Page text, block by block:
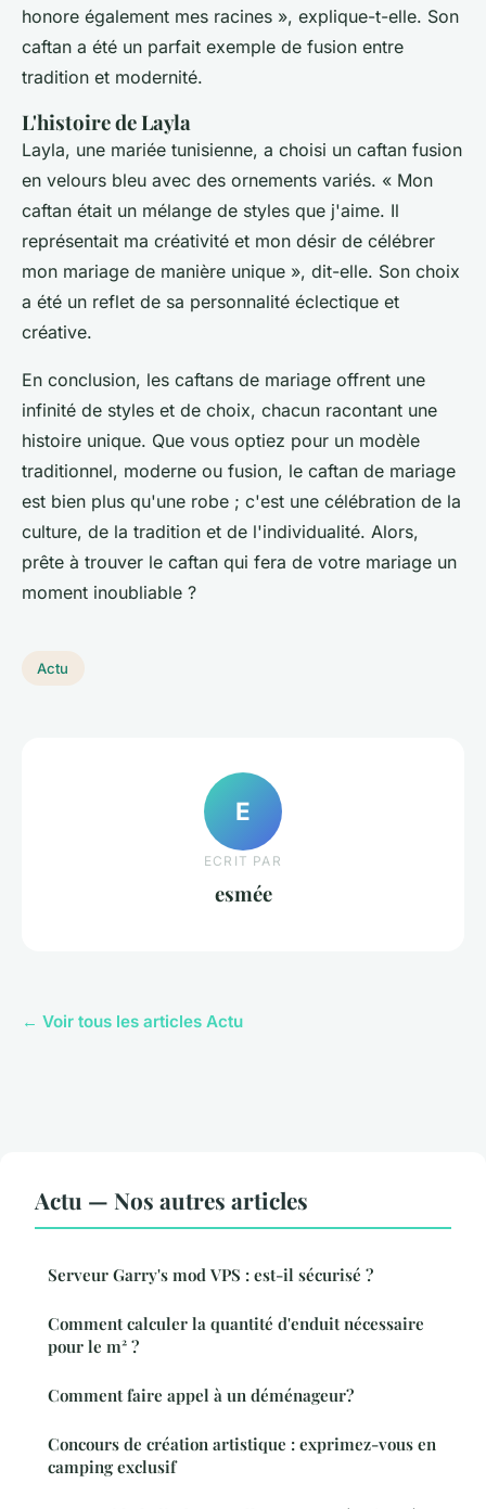
honore également mes racines », explique-t-elle. Son
caftan a été un parfait exemple de fusion entre
tradition et modernité.
L'histoire de Layla
Layla, une mariée tunisienne, a choisi un caftan fusion
en velours bleu avec des ornements variés. « Mon
caftan était un mélange de styles que j'aime. Il
représentait ma créativité et mon désir de célébrer
mon mariage de manière unique », dit-elle. Son choix
a été un reflet de sa personnalité éclectique et
créative.
En conclusion, les caftans de mariage offrent une
infinité de styles et de choix, chacun racontant une
histoire unique. Que vous optiez pour un modèle
traditionnel, moderne ou fusion, le caftan de mariage
est bien plus qu'une robe ; c'est une célébration de la
culture, de la tradition et de l'individualité. Alors,
prête à trouver le caftan qui fera de votre mariage un
moment inoubliable ?
Actu
E
ECRIT PAR
esmée
← Voir tous les articles Actu
Actu — Nos autres articles
Serveur Garry's mod VPS : est-il sécurisé ?
Comment calculer la quantité d'enduit nécessaire
pour le m² ?
Comment faire appel à un déménageur?
Concours de création artistique : exprimez-vous en
camping exclusif